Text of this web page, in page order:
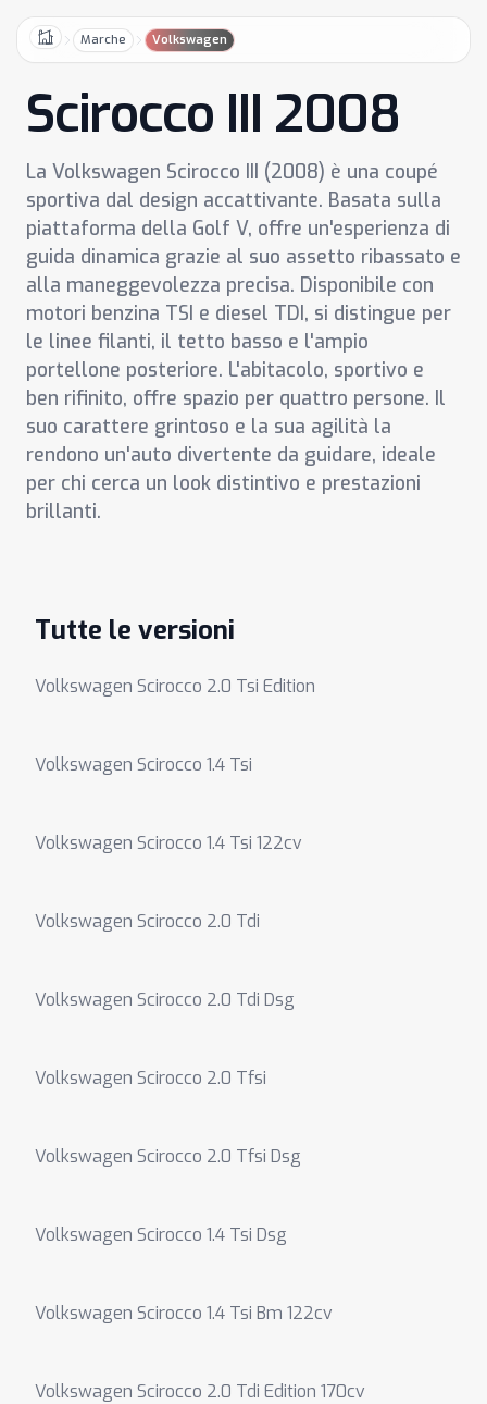
HomeMarche Volkswagen
Scirocco III 2008
La Volkswagen Scirocco III (2008) è una coupé
sportiva dal design accattivante. Basata sulla
piattaforma della Golf V, offre un'esperienza di
guida dinamica grazie al suo assetto ribassato e
alla maneggevolezza precisa. Disponibile con
motori benzina TSI e diesel TDI, si distingue per
le linee filanti, il tetto basso e l'ampio
portellone posteriore. L'abitacolo, sportivo e
ben rifinito, offre spazio per quattro persone. Il
suo carattere grintoso e la sua agilità la
rendono un'auto divertente da guidare, ideale
per chi cerca un look distintivo e prestazioni
brillanti.
Tutte le versioni
Volkswagen Scirocco 2.0 Tsi Edition
Volkswagen Scirocco 1.4 Tsi
Volkswagen Scirocco 1.4 Tsi 122cv
Volkswagen Scirocco 2.0 Tdi
Volkswagen Scirocco 2.0 Tdi Dsg
Volkswagen Scirocco 2.0 Tfsi
Volkswagen Scirocco 2.0 Tfsi Dsg
Volkswagen Scirocco 1.4 Tsi Dsg
Volkswagen Scirocco 1.4 Tsi Bm 122cv
Volkswagen Scirocco 2.0 Tdi Edition 170cv